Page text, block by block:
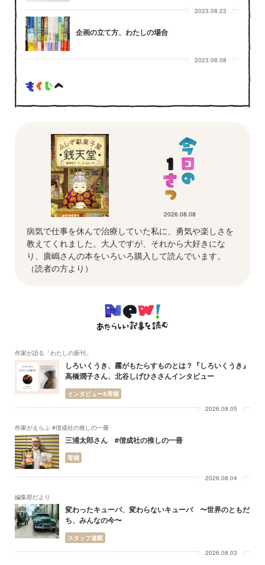
2023.08.23
企画の立て方、わたしの場合
2023.08.08
2026.08.08
病気で仕事を休んで治療していた私に、勇気や楽しさを
教えてくれました。大人ですが、それから大好きにな
り、廣嶋さんの本をいろいろ購入して読んでいます。
（読者の方より）
作家が語る「わたしの新刊」
しろいくうき、霧がもたらすものとは？『しろいくうき』
高橋潤子さん、北谷しげひささんインタビュー
インタビュー&寄稿
2026.08.05
作家がえらぶ #偕成社の推しの一冊
三浦太郎さん #偕成社の推しの一冊
寄稿
2026.08.04
編集部だより
変わったキューバ、変わらないキューバ 〜世界のともだ
ち、みんなの今〜
スタッフ連載
2026.08.03